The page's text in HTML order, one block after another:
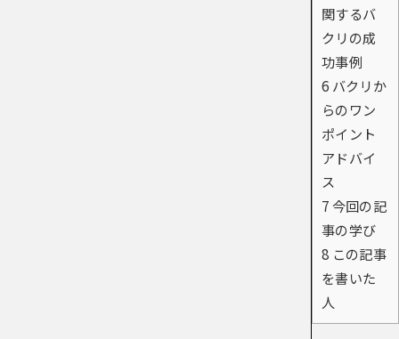
関するバ
クリの成
功事例
6 バクリか
らのワン
ポイント
アドバイ
ス
7今回の記
事の学び
8 この記事
を書いた
人